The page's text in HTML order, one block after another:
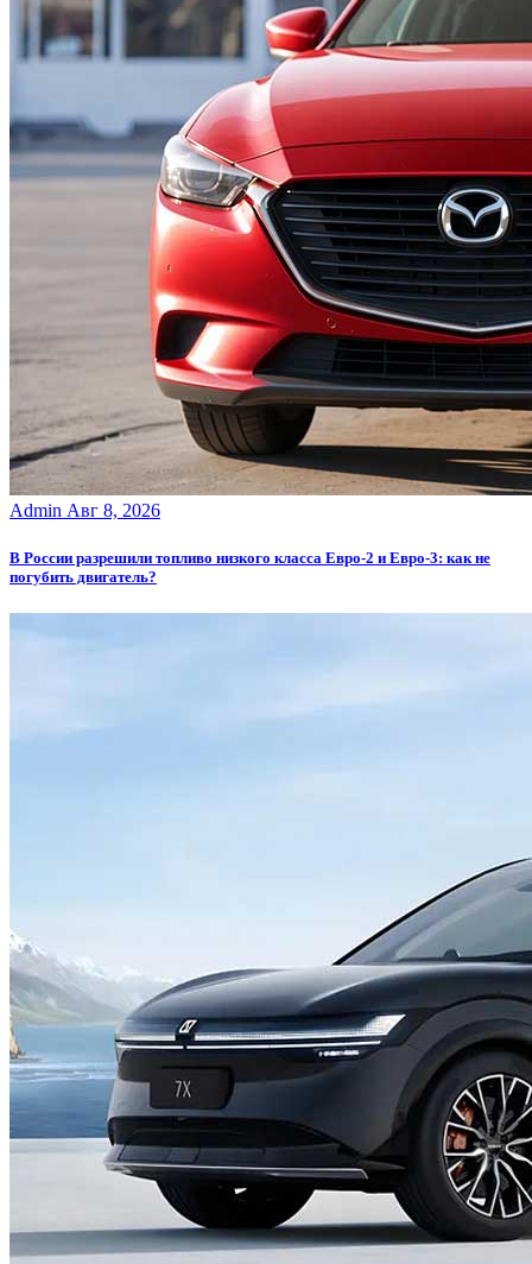
Admin Авг 8, 2026
В России разрешили топливо низкого класса Евро-2 и Евро-3: как не
погубить двигатель?